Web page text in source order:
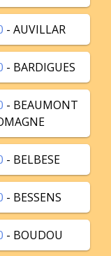
- AUVILLAR
- BARDIGUES
- BEAUMONT
- BELBESE
- BESSENS
- BOUDOU